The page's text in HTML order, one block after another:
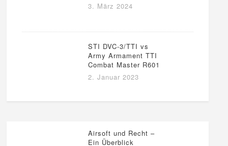
3. März 2024
STI DVC-3/TTI vs
Army Armament TTI
Combat Master R601
2. Januar 2023
Airsoft und Recht –
Ein Überblick